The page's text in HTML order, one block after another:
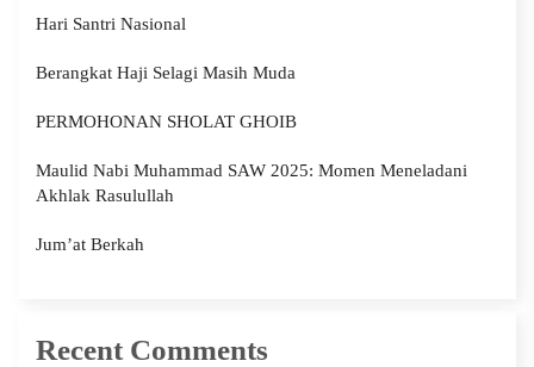
Hari Santri Nasional
Berangkat Haji Selagi Masih Muda
PERMOHONAN SHOLAT GHOIB
Maulid Nabi Muhammad SAW 2025: Momen Meneladani
Akhlak Rasulullah
Jum’at Berkah
Recent Comments